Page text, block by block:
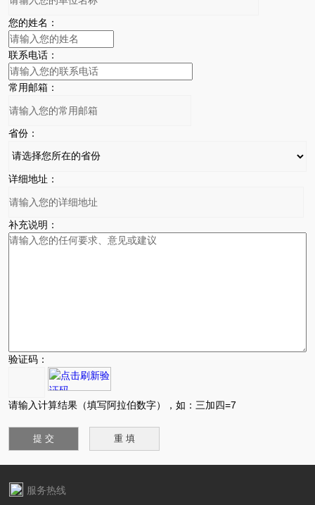
您的姓名：
联系电话：
常用邮箱：
省份：
详细地址：
补充说明：
验证码：
请输入计算结果（填写阿拉伯数字），如：三加四=7
服务热线